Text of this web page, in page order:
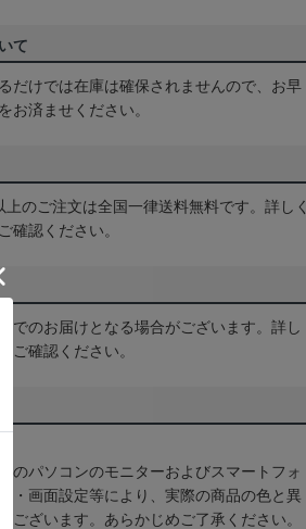
て
だけでは在庫は確保されませんので、お早
お済ませください。
のご注文は全国一律送料無料です。詳しく
確認ください。
でのお届けとなる場合がございます。詳し
をご確認ください。
のパソコンのモニターおよびスマートフォ
・画面設定等により、実際の商品の色と異
ございます。あらかじめご了承ください。